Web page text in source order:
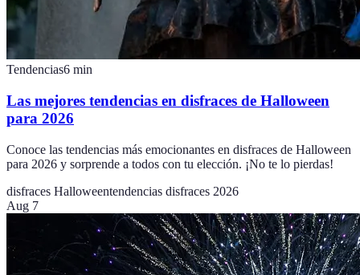
Tendencias6 min
Las mejores tendencias en disfraces de Halloween
para 2026
Conoce las tendencias más emocionantes en disfraces de Halloween
para 2026 y sorprende a todos con tu elección. ¡No te lo pierdas!
disfraces Halloweentendencias disfraces 2026
Aug 7